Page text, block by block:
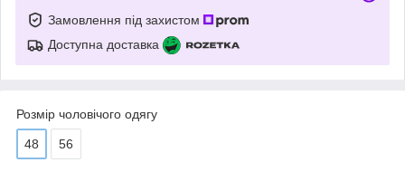
Замовлення під захистом
Доступна доставка
Розмір чоловічого одягу
48 56